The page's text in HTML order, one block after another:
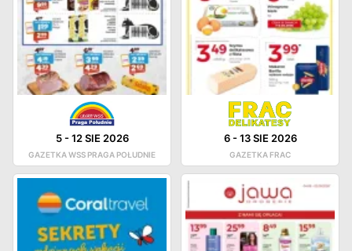
5-12 SIE 2026
GAZETKA WSS PRAGA POŁUDNIE
6-13 SIE 2026
GAZETKA FRAC